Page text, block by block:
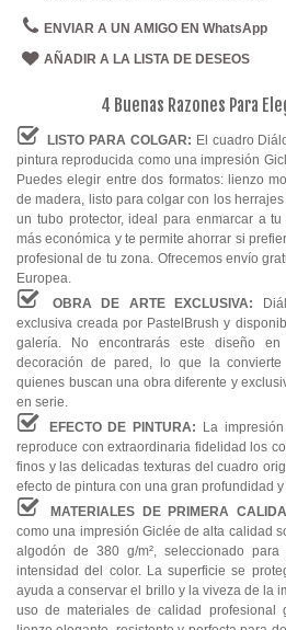
ENVIAR A UN AMIGO EN WhatsApp
AÑADIR A LA LISTA DE DESEOS
4 Buenas Razones Para
LISTO PARA COLGAR: El cuadro
pintura reproducida como una impresión
Puedes elegir entre dos formatos: lienzo
de madera, listo para colgar con los
un tubo protector, ideal para enmarcar a
más económica y te permite ahorrar si
profesional de tu zona. Ofrecemos envío
Europea.
OBRA DE ARTE EXCLUSIVA:
exclusiva creada por PastelBrush y
galería. No encontrarás este diseño
decoración de pared, lo que la
quienes buscan una obra diferente y
en serie.
EFECTO DE PINTURA: La
reproduce con extraordinaria fidelidad los
finos y las delicadas texturas del cuadro
efecto de pintura con una gran profundidad
MATERIALES DE PRIMERA
como una impresión Giclée de alta calidad
algodón de 380 g/m², seleccionado
intensidad del color. La superficie se
ayuda a conservar el brillo y la viveza de la
uso de materiales de calidad profesional